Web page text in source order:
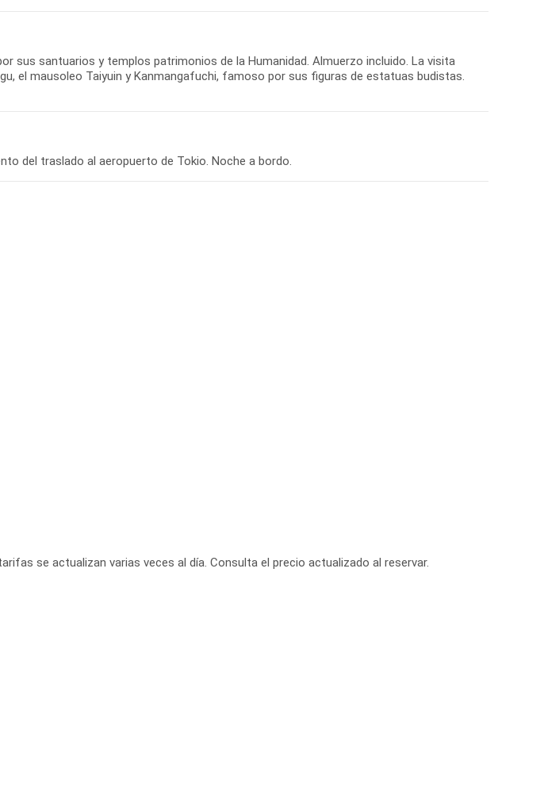
sus santuarios y templos patrimonios de la Humanidad. Almuerzo incluido. La visita
el mausoleo Taiyuin y Kanmangafuchi, famoso por sus figuras de estatuas budistas.
del traslado al aeropuerto de Tokio. Noche a bordo.
se actualizan varias veces al día. Consulta el precio actualizado al reservar.